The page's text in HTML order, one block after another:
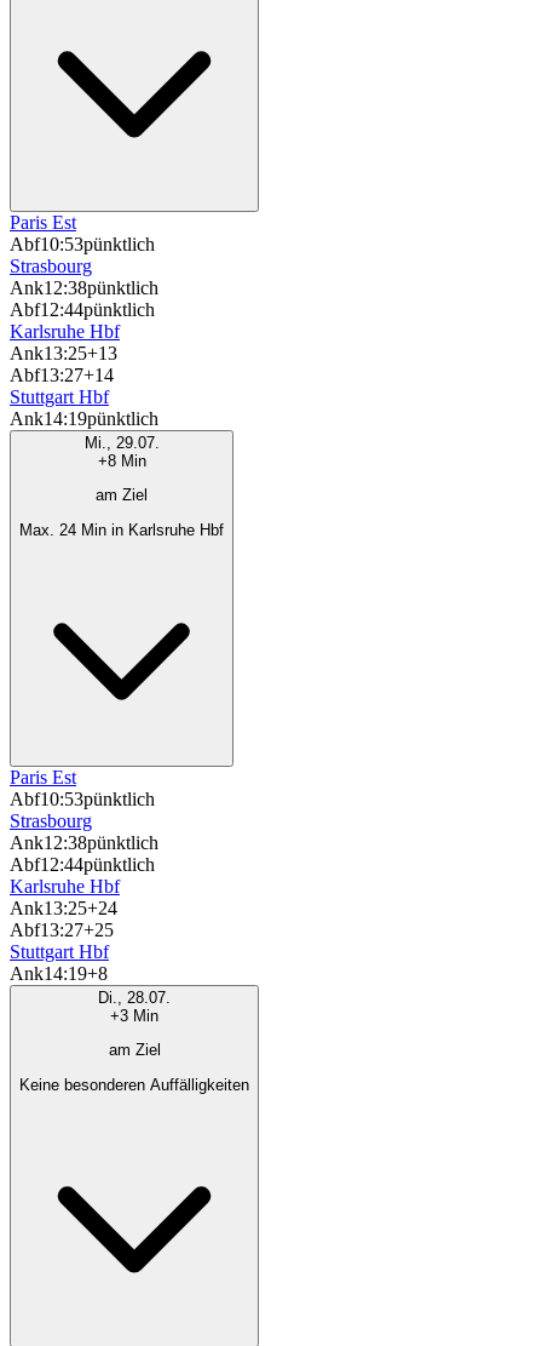
Paris Est
Abf10:53pünktlich
Strasbourg
Ank12:38pünktlich
Abf12:44pünktlich
Karlsruhe Hbf
Ank13:25+13
Abf13:27+14
Stuttgart Hbf
Ank14:19pünktlich
Mi., 29.07.
+8 Min
am Ziel
Max. 24 Min in Karlsruhe Hbf
Paris Est
Abf10:53pünktlich
Strasbourg
Ank12:38pünktlich
Abf12:44pünktlich
Karlsruhe Hbf
Ank13:25+24
Abf13:27+25
Stuttgart Hbf
Ank14:19+8
Di., 28.07.
+3 Min
am Ziel
Keine besonderen Auffälligkeiten